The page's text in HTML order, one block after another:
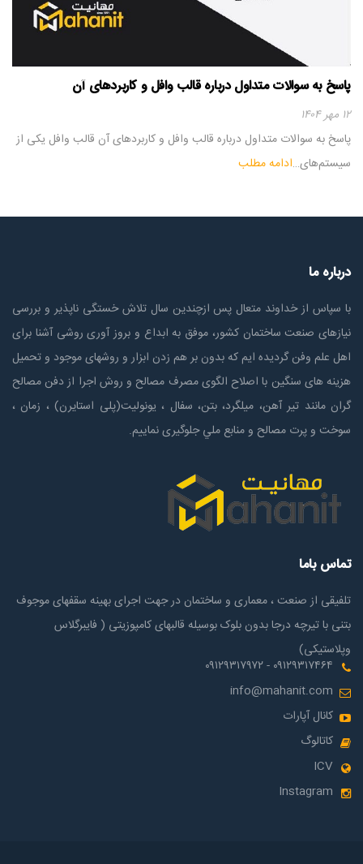
پاسخ به سوالات متداول درباره قالب وافل و کاربردهای آن
۱۲ مهر ۱۴۰۴
پاسخ به سوالات متداول درباره قالب وافل و کاربردهای آن قالب وافل یکی از
سیستم‌های…ادامه مطلب
درباره ما
با سپاس از خداوند متعال پس ازچندين سال تلاش خستگی ناپذير و بررسی
نیازهای صنعت ساختمان كشور، موفق به ابداع و بروز آوری روشی آشنا برای
اهل علم وفن گردیده ایم که بدون بر هم زدن ابزار و روشهای موجود و تحمیل
هزینه های سنگین با اصلاح الگوی مصرف مصالح و روش اجرا از دفن مصالح
گران مانند تیر آهن، میلگرد، بتن، سفال ، یونولیت(پلی استايرن) ، زمان ،
سوخت و پرت مصالح و منابع ملي جلوگیری نماییم.
تماس باما
تلفیقی از صنعت ، معماری و ساختمان در جهت اجرای بهینه سقفهای موجوف
بتنی با تیرچه درجا بدون بلوک بوسیله قالبهای کامپوزیتی ( فایبرگلاس
وپلاستیکی)
۰۹۱۲۹۳۱۷۴۶۴ - ۰۹۱۲۹۳۱۷۹۷۲
info@mahanit.com
کانال آپارات
کاتالوگ
ICV
Instagram